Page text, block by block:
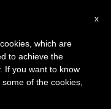
×
la pausa
de verano
y también el
x
which are
to achieve the
If you want to know
of the cookies,